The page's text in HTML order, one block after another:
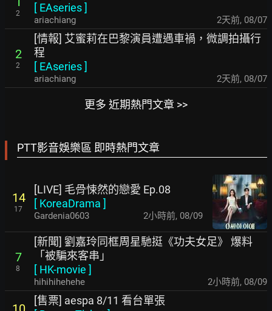
2
[ EAseries]
ariachiang 2天前, 08/07
2
2
[情報] 艾蜜莉在巴黎演員遭遇車禍，微調拍攝行
程
[ EAseries]
ariachiang 2天前, 08/07
更多 近期熱門文章 >>
PTT影音娛樂區 即時熱門文章
14
17
[LIVE] 毛骨悚然的戀愛 Ep.08
[ KoreaDrama ]
Gardenia0603 2小時前, 08/09
7
8
[新聞] 劉嘉玲同框周星馳挺《功夫女足》 爆料
「被騙來客串」
[ HK-movie ]
hihihihehehe 2小時前, 08/09
[售票] aespa 8/11 看台單張